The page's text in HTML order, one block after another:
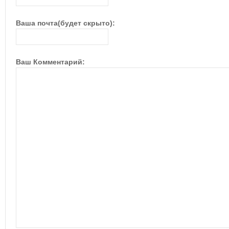
Ваша почта(будет скрыто):
Ваш Комментарий: